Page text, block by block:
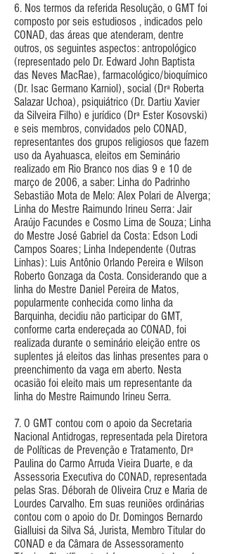
6. Nos termos da referida Resolução, o GMT foi
composto por seis estudiosos , indicados pelo
CONAD, das áreas que atenderam, dentre
outros, os seguintes aspectos: antropológico
(representado pelo Dr. Edward John Baptista
das Neves MacRae), farmacológico/bioquímico
(Dr. Isac Germano Karniol), social (Drª Roberta
Salazar Uchoa), psiquiátrico (Dr. Dartiu Xavier
da Silveira Filho) e jurídico (Drª Ester Kosovski)
e seis membros, convidados pelo CONAD,
representantes dos grupos religiosos que fazem
uso da Ayahuasca, eleitos em Seminário
realizado em Rio Branco nos dias 9 e 10 de
março de 2006, a saber: Linha do Padrinho
Sebastião Mota de Melo: Alex Polari de Alverga;
Linha do Mestre Raimundo Irineu Serra: Jair
Araújo Facundes e Cosmo Lima de Souza; Linha
do Mestre José Gabriel da Costa: Edson Lodi
Campos Soares; Linha Independente (Outras
Linhas): Luis Antônio Orlando Pereira e Wilson
Roberto Gonzaga da Costa. Considerando que a
linha do Mestre Daniel Pereira de Matos,
popularmente conhecida como linha da
Barquinha, decidiu não participar do GMT,
conforme carta endereçada ao CONAD, foi
realizada durante o seminário eleição entre os
suplentes já eleitos das linhas presentes para o
preenchimento da vaga em aberto. Nesta
ocasião foi eleito mais um representante da
linha do Mestre Raimundo Irineu Serra.
7. O GMT contou com o apoio da Secretaria
Nacional Antidrogas, representada pela Diretora
de Políticas de Prevenção e Tratamento, Drª
Paulina do Carmo Arruda Vieira Duarte, e da
Assessoria Executiva do CONAD, representada
pelas Sras. Déborah de Oliveira Cruz e Maria de
Lourdes Carvalho. Em suas reuniões ordinárias
contou com o apoio do Dr. Domingos Bernardo
Gialluisi da Silva Sá, Jurista, Membro Titular do
CONAD e da Câmara de Assessoramento